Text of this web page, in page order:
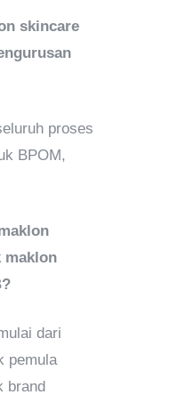
skincare
proses
BPOM,
maklon
dari
pemula
brand